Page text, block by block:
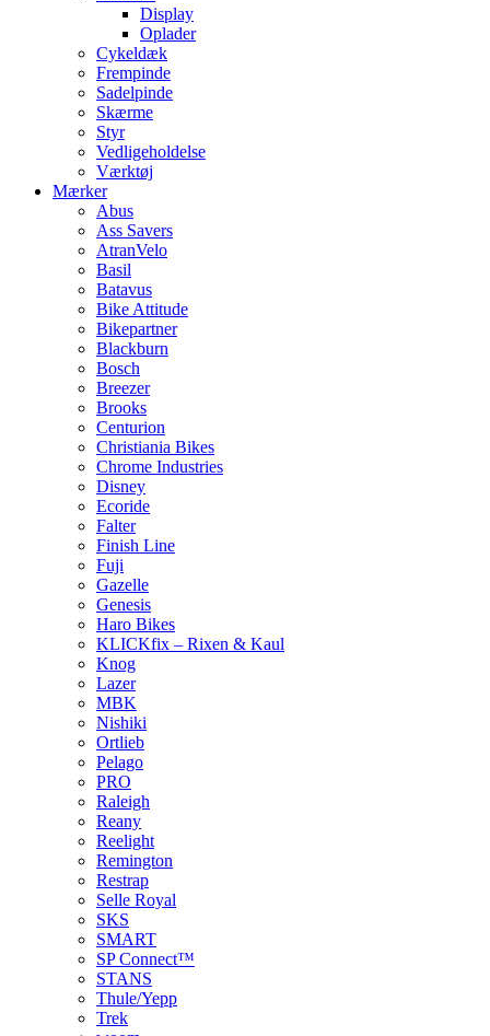
Display
Oplader
Cykeldæk
Frempinde
Sadelpinde
Skærme
Styr
Vedligeholdelse
Værktøj
Mærker
Abus
Ass Savers
AtranVelo
Basil
Batavus
Bike Attitude
Bikepartner
Blackburn
Bosch
Breezer
Brooks
Centurion
Christiania Bikes
Chrome Industries
Disney
Ecoride
Falter
Finish Line
Fuji
Gazelle
Genesis
Haro Bikes
KLICKfix – Rixen & Kaul
Knog
Lazer
MBK
Nishiki
Ortlieb
Pelago
PRO
Raleigh
Reany
Reelight
Remington
Restrap
Selle Royal
SKS
SMART
SP Connect™
STANS
Thule/Yepp
Trek